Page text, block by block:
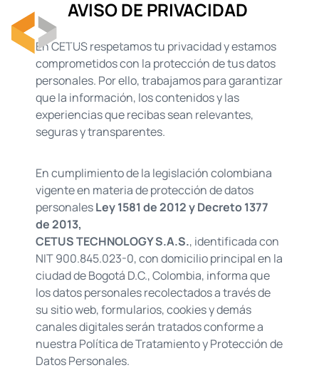
AVISO DE PRIVACIDAD
En CETUS respetamostu privacidad y estamos
comprometidos con la protección detus datos
personales. Por ello, trabajamos para garantizar
que la información, los contenidos y las
experiencias que recibassean relevantes,
seguras y transparentes.
En cumplimiento de la legislación colombiana
vigente en materia de protección de datos
personalesLey 1581 de 2012 y Decreto 1377
de 2013,
CETUS TECHNOLOGY S.A.S., identificada con
NIT 900.845.023-0, con domicilio principal en la
ciudad de Bogotá D.C., Colombia, informa que
los datos personales recolectados a través de
su sitio web, formularios, cookies y demás
canales digitales serán tratados conforme a
nuestra Política de Tratamiento y Protección de
Datos Personales.